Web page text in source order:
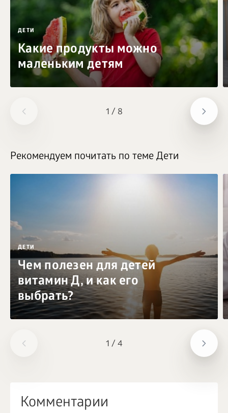
1 / 8
ДЕТИ
Какие продукты можно
маленьким детям
1 / 4
Рекомендуем почитать по теме Дети
ДЕТИ
Чем полезен для детей
витамин Д, и как его
выбрать?
Комментарии